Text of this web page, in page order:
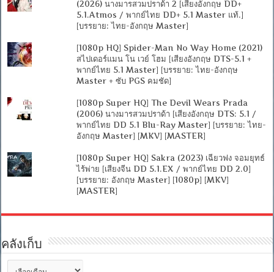
(2026) นางมารสวมปราด้า 2 [เสียงอังกฤษ DD+
5.1.Atmos / พากย์ไทย DD+ 5.1 Master แท้.]
[บรรยาย: ไทย-อังกฤษ Master]
[1080p HQ] Spider-Man No Way Home (2021)
สไปเดอร์แมน โน เวย์ โฮม [เสียงอังกฤษ DTS-5.1 +
พากย์ไทย 5.1 Master] [บรรยาย: ไทย-อังกฤษ
Master + ซับ PGS คมชัด]
[1080p Super HQ] The Devil Wears Prada
(2006) นางมารสวมปราด้า [เสียงอังกฤษ DTS: 5.1 /
พากย์ไทย DD 5.1 Blu-Ray Master] [บรรยาย: ไทย-
อังกฤษ Master] [MKV] [MASTER]
[1080p Super HQ] Sakra (2023) เฉียวฟง จอมยุทธ์
ไร้พ่าย [เสียงจีน DD 5.1.EX / พากย์ไทย DD 2.0]
[บรรยาย: อังกฤษ Master] [1080p] [MKV]
[MASTER]
คลังเก็บ